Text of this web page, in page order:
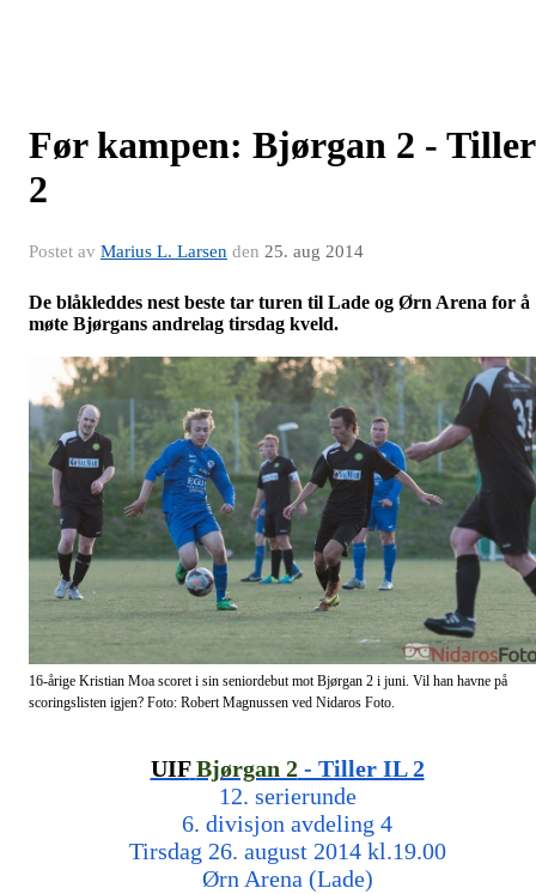
Før kampen: Bjørgan 2 - Tiller
2
Postet av Marius L. Larsen den 25. aug 2014
De blåkleddes nest beste tar turen til Lade og Ørn Arena for å
møte Bjørgans andrelag tirsdag kveld.
16-årige Kristian Moa scoret i sin seniordebut mot Bjørgan 2 i juni. Vil han havne på
scoringslisten igjen? Foto: Robert Magnussen ved Nidaros Foto.
UIF Bjørgan 2- Tiller IL 2
12. serierunde
6. divisjon avdeling 4
Tirsdag 26. august 2014 kl.19.00
Ørn Arena (Lade)